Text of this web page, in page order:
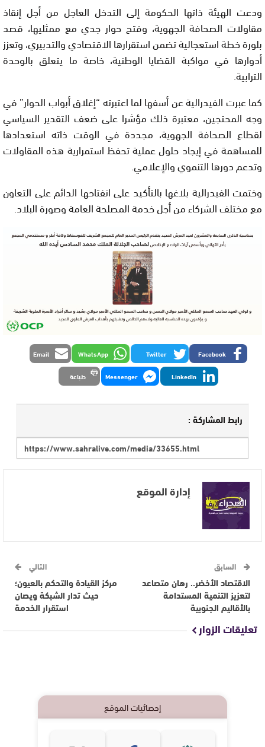
ودعت الهيئة ذاتها الحكومة إلى التدخل العاجل من أجل إنقاذ
مقاولات الصحافة الجهوية، وفتح حوار جدي مع ممثليها، قصد
بلورة خطة استعجالية تضمن استقرارها الاقتصادي والتدبيري، وتعزز
أدوارها في مواكبة القضايا الوطنية، خاصة ما يتعلق بالوحدة
الترابية.
كما عبرت الفيدرالية عن أسفها لما اعتبرته “إغلاق أبواب الحوار” في
وجه المحتجين، معتبرة ذلك مؤشرا على ضعف التقدير السياسي
لقطاع الصحافة الجهوية، مجددة في الوقت ذاته استعدادها
للمساهمة في إيجاد حلول عملية تحفظ استمرارية هذه المقاولات
وتدعم دورها التنموي والإعلامي.
وختمت الفيدرالية بلاغها بالتأكيد على انفتاحها الدائم على التعاون
مع مختلف الشركاء من أجل خدمة المصلحة العامة وصورة البلاد.
Facebook
Twitter
WhatsApp
Email
LinkedIn
Messenger طباعة
رابط المشاركة :
إدارة الموقع
السابق
الاقتصاد الأخضر.. رهان متصاعد
لتعزيز التنمية المستدامة
بالأقاليم الجنوبية
التالي
مركز القيادة والتحكم بالعيون؛
حيث تدار الشبكة ويصان
استقرار الخدمة
تعليقات الزوار
إحصائيات الموقع